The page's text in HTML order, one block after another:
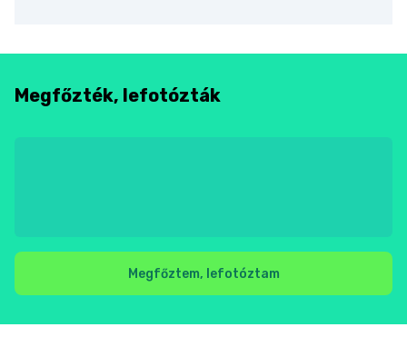
Megfőzték, lefotózták
Megfőztem, lefotóztam